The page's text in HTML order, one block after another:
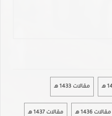
مقالات 1433 هـ
مقالات 1436 هـ مقالات 1437 هـ